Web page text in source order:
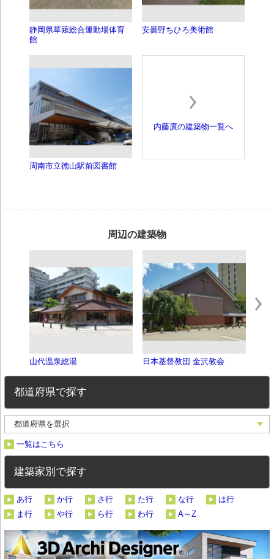
静岡県草薙総合運動場体育
館
安曇野ちひろ美術館
周南市立徳山駅前図書館
内藤廣の建築物一覧へ
周辺の建築物
山代温泉総湯 日本基督教団 金沢教会
都道府県で探す
一覧はこちら
建築家別で探す
あ行 か行 さ行 た行 な行
は行
ま行
や行 ら行 わ行 A～Z